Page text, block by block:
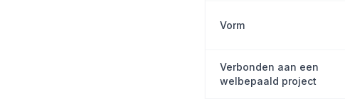
Vorm
Verbonden aan een
welbepaald project